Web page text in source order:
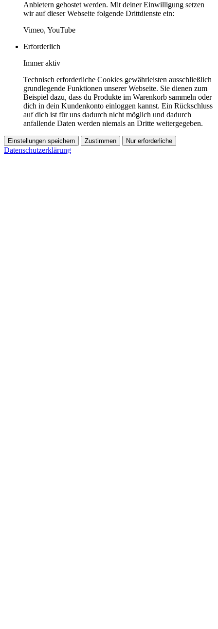
Anbietern gehostet werden. Mit deiner Einwilligung setzen
wir auf dieser Webseite folgende Drittdienste ein:
Vimeo, YouTube
Erforderlich
Immer aktiv
Technisch erforderliche Cookies gewährleisten ausschließlich
grundlegende Funktionen unserer Webseite. Sie dienen zum
Beispiel dazu, dass du Produkte im Warenkorb sammeln oder
dich in dein Kundenkonto einloggen kannst. Ein Rückschluss
auf dich ist für uns dadurch nicht möglich und dadurch
anfallende Daten werden niemals an Dritte weitergegeben.
Einstellungen speichern Zustimmen Nur erforderliche
Datenschutzerklärung